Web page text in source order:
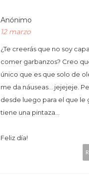
Anónimo
12 marzo
¿Te creerás que no soy
comer garbanzos? Creo
único que es que solo de
me da náuseas... jejejeje.
desde luego para el que le
tiene una pintaza...
Feliz día!